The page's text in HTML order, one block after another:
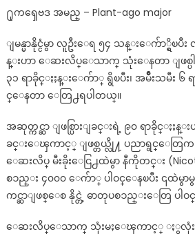
႐ုကၡေဗဒ အမည္ – Plant-ago major
ျမန္မာနိုင္ငံမွာ လူဦးေရ ၅၄ သန္းေက်ာ္ရွိၿပီ
န္းဟာ ေဆးလိပ္ေသာက္ သုံးေနတာ ျဖစ္ပါ
၃၁ ရာခိုင္ႏႈန္းေက်ာ္ ရွိၿပီး၊ အမ်ိဳးသမီး ၆
င္ေနတာ ေတြ႕ရပါတယ္။
အဆုတ္ကင္ဆာ ျဖစ္ပြားျခင္းရဲ့ ၉၀ ရာခိုင္
ခင္းေၾကာင့္ ျဖစ္တယ္လို႔ ပညာရွင္ေတြ
ေဆးလိပ္ မီးခိုးေငြ႕ထဲမွာ နီကိုတင္း
စၥည္း ၄၀၀၀ ေက်ာ္ ပါဝင္ေနၿပီး ၎ထဲမွာ
ကင္ဆာျဖစ္ေစ နိုင္တဲ့ ဓာတုပစၥည္းေတြ ပါဝ
ေဆးလိပ္ေသာက္ သုံးမႈေၾကာင့္ ႏွလုံး